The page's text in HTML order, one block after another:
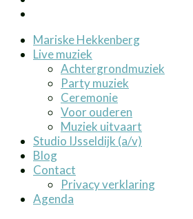
Mariske Hekkenberg
Live muziek
Achtergrondmuziek
Party muziek
Ceremonie
Voor ouderen
Muziek uitvaart
Studio IJsseldijk (a/v)
Blog
Contact
Privacy verklaring
Agenda